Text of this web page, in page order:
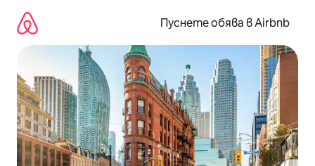
съдържанието
Пуснете обява в Airbnb